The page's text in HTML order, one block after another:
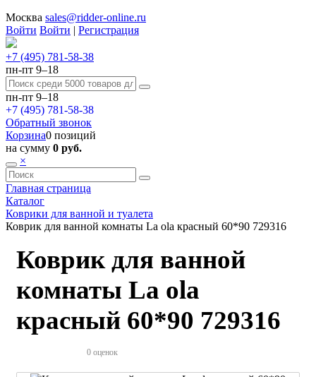
Москва sales@ridder-online.ru
Войти Войти | Регистрация
+7 (495) 781-58-38
пн-пт 9–18
пн-пт 9–18
+7 (495) 781-58-38
Обратный звонок
Корзина0 позиций
на сумму 0 руб.
×
Главная страница
Каталог
Коврики для ванной и туалета
Коврик для ванной комнаты La ola красный 60*90 729316
Коврик для ванной
комнаты La ola
красный 60*90 729316
0 оценок